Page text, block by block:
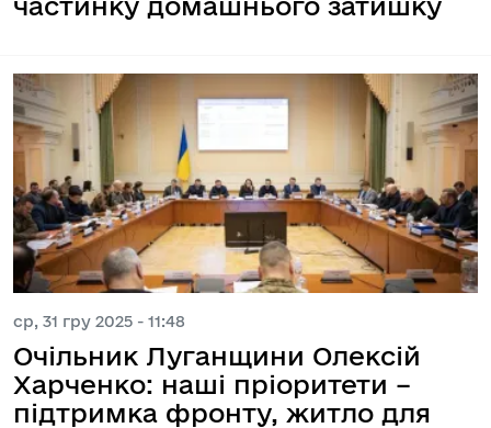
ср, 31 гру 2025 - 11:48
Очільник Луганщини Олексій
Харченко: наші пріоритети –
підтримка фронту, житло для